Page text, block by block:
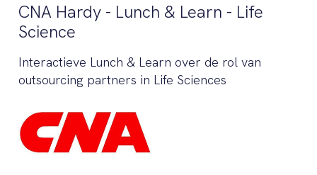
CNA Hardy - Lunch & Learn - Life
Science
Interactieve Lunch & Learn over de rol van
outsourcing partners in Life Sciences